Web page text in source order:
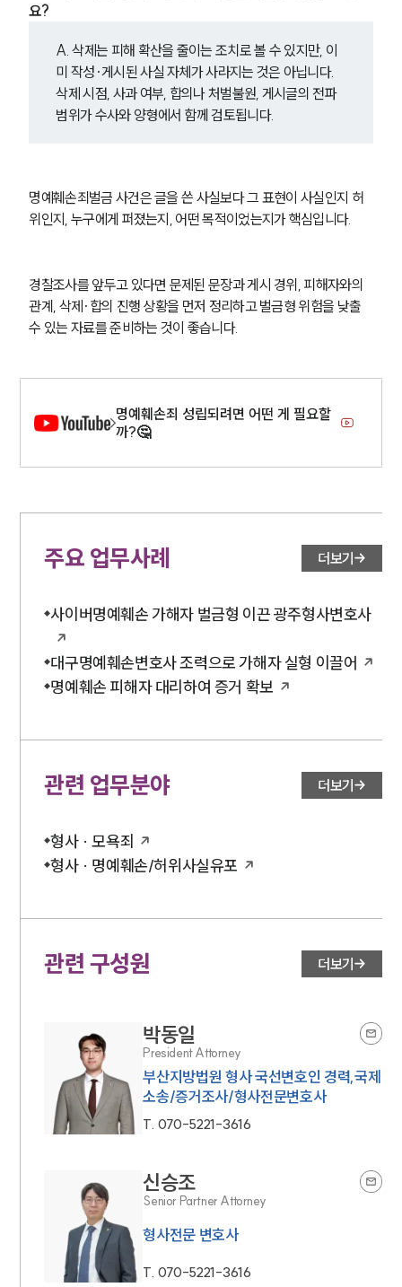
요?
A. 삭제는 피해 확산을 줄이는 조치로 볼 수 있지만, 이
미 작성·게시된 사실 자체가 사라지는 것은 아닙니다.
삭제 시점, 사과 여부, 합의나 처벌불원, 게시글의 전파
범위가 수사와 양형에서 함께 검토됩니다.
명예훼손죄벌금 사건은 글을 쓴 사실보다 그 표현이 사실인지 허
위인지, 누구에게 퍼졌는지, 어떤 목적이었는지가 핵심입니다.
경찰조사를 앞두고 있다면 문제된 문장과 게시 경위, 피해자와의
관계, 삭제·합의 진행 상황을 먼저 정리하고 벌금형 위험을 낮출
수 있는 자료를 준비하는 것이 좋습니다.
명예훼손죄 성립되려면 어떤 게 필요할
까?🤔
주요 업무사례 더보기
사이버명예훼손 가해자 벌금형 이끈 광주형사변호사
대구명예훼손변호사 조력으로 가해자 실형 이끌어
명예훼손 피해자 대리하여 증거 확보
관련 업무분야 더보기
형사 · 모욕죄
형사 · 명예훼손/허위사실유포
관련 구성원 더보기
박동일
President Attorney
부산지방법원 형사 국선변호인 경력,국제
소송/증거조사/형사전문변호사
T. 070-5221-3616
신승조
Senior Partner Attorney
형사전문 변호사
T. 070-5221-3616